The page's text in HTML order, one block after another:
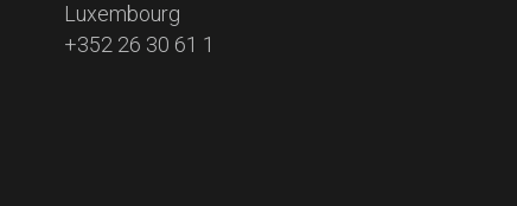
Luxembourg
+352 26 30 61 1